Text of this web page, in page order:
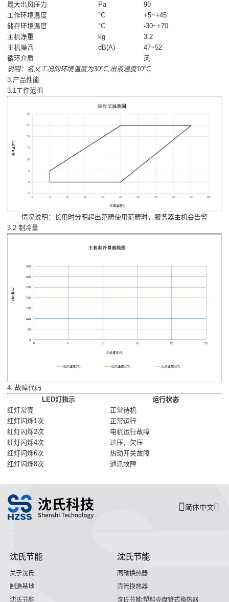
最大出风压力
Pa
90
工作环境温度
°C
+5~+45
储存环境温度
°C
-30~+70
主机净重
kg
3.2
主机噪音
dB(A)
47~52
循环介质
风
说明：名义工况的环境温度为30°C,出液温度10°C
3.产品性能
3.1工作范围
情况说明：长用时分明超出范畴使用范畴时，服务器主机会告警
3.2 制冷量
4. 故障代码
LED灯指示
运行状态
红灯常亮
正常待机
红灯闪烁1次
正常运行
红灯闪烁2次
电机运行故障
红灯闪烁4次
过压，欠压
红灯闪烁6次
热动开关故障
红灯闪烁8次
通讯故障
简体中文
沈氏节能
关于沈氏
制造基地
沈氏节能
沈氏节能
同轴换热器
壳管换热器
沈氏节能:塑料壳盘管式换热器